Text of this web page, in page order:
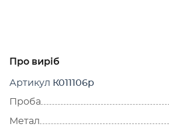
Про виріб
Артикул К011106р
Проба
Метал